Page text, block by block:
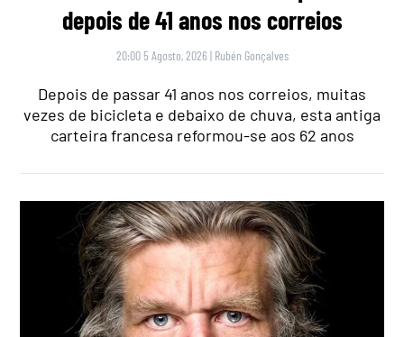
depois de 41 anos nos correios
20:00 5 Agosto, 2026 | Rubén Gonçalves
Depois de passar 41 anos nos correios, muitas
vezes de bicicleta e debaixo de chuva, esta antiga
carteira francesa reformou-se aos 62 anos